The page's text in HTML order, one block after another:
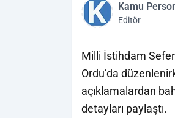
Kamu
Editör
Milli İstihdam
Ordu’da
açıklamalardan
detayları paylaştı.